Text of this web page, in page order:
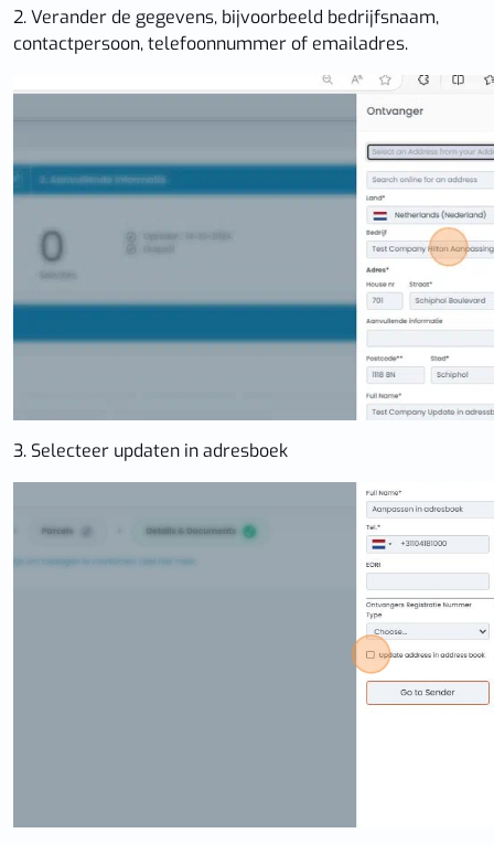
2. Verander de gegevens, bijvoorbeeld bedrijfsnaam,
contactpersoon, telefoonnummer of emailadres.
3. Selecteer updaten in adresboek